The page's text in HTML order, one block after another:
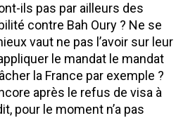
ils pas par ailleurs des
contre Bah Oury ? Ne se
vaut ne pas l’avoir sur leur
le mandat le mandat
la France par exemple ?
après le refus de visa à
pour le moment n’a pas